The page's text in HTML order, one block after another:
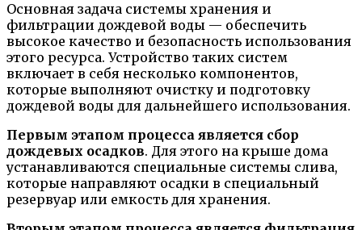
Основная задача системы хранения и
фильтрации дождевой воды — обеспечить
высокое качество и безопасность использования
этого ресурса. Устройство таких систем
включает в себя несколько компонентов,
которые выполняют очистку и подготовку
дождевой воды для дальнейшего использования.
Первым этапом процесса является сбор
дождевых осадков. Для этого на крыше дома
устанавливаются специальные системы слива,
которые направляют осадки в специальный
резервуар или емкость для хранения.